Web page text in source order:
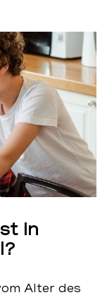
in
Alter des